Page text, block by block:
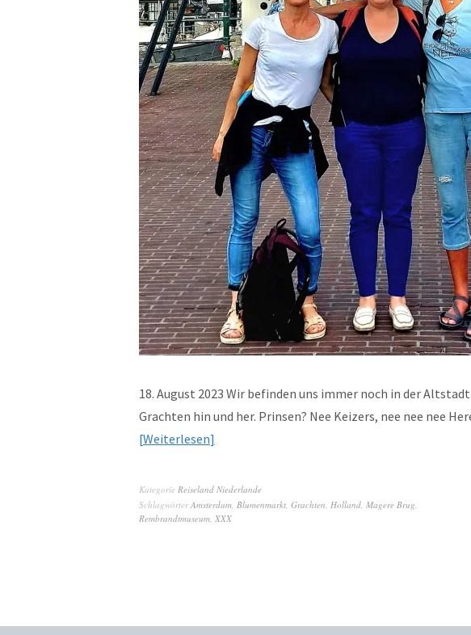
18. August 2023 Wir befinden uns immer noch in der
Grachten hin und her. Prinsen? Nee Keizers, nee nee nee
Weiterlesen
Kategorie Reiseland Niederlande
SchlagwörterAmsterdam, Blumenmarkt, Grachten, Holland, Magere Brug,
Rembrandtmuseum, XXX